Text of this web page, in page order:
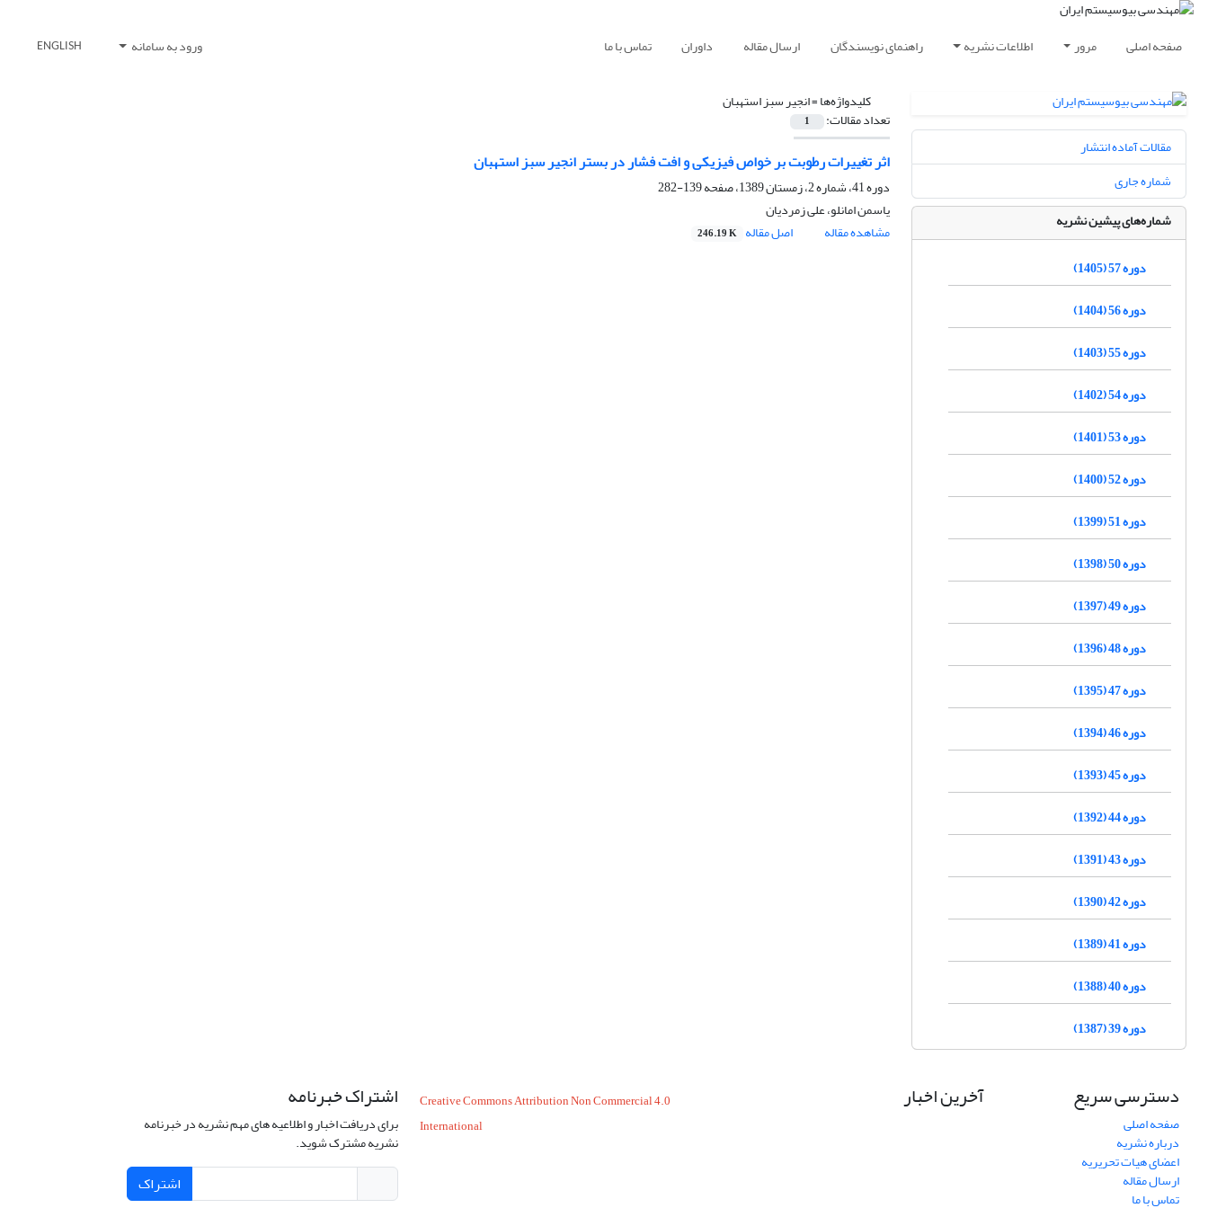
صفحه اصلی مرور اطلاعات نشریه راهنمای نویسندگان ارسال مقاله داوران تماس با ما ورود به سامانه ENGLISH
کلیدواژه‌ها =انجیر سبز استهبان
تعداد مقالات: 1
اثر تغییرات رطوبت بر خواص فیزیکی و افت فشار در بستر انجیر سبز استهبان
دوره 41، شماره 2، زمستان 1389، صفحه
139-282
یاسمن امانلو، علی زمردیان
مشاهده مقاله
اصل مقاله 246.19 K
مقالات آماده انتشار
شماره جاری
شماره‌های پیشین نشریه
دوره 57 (1405)
دوره 56 (1404)
دوره 55 (1403)
دوره 54 (1402)
دوره 53 (1401)
دوره 52 (1400)
دوره 51 (1399)
دوره 50 (1398)
دوره 49 (1397)
دوره 48 (1396)
دوره 47 (1395)
دوره 46 (1394)
دوره 45 (1393)
دوره 44 (1392)
دوره 43 (1391)
دوره 42 (1390)
دوره 41 (1389)
دوره 40 (1388)
دوره 39 (1387)
دسترسی سریع
صفحه اصلی
درباره نشریه
اعضای هیات تحریریه
ارسال مقاله
تماس با ما
آخرین اخبار
Creative Commons Attribution Non Commercial 4.0
International
اشتراک خبرنامه
برای دریافت اخبار و اطلاعیه های مهم نشریه در خبرنامه
نشریه مشترک شوید.
اشتراک